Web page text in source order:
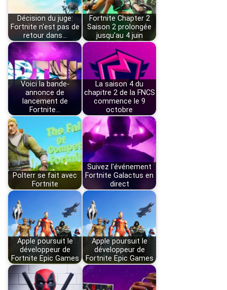
Décision du juge:
Fortnite n'est pas de
retour dans…
Fortnite Chapter 2
Saison 2 prolongée
jusqu'au 4 juin
Voici la bande-
annonce de
lancement de
Fortnite…
La saison 4 du
chapitre 2 de la FNCS
commence le 9
octobre
Polterr se fait avec
Fortnite
Suivez l'événement
Fortnite Galactus en
direct
Apple poursuit le
développeur de
Fortnite Epic Games
Apple poursuit le
développeur de
Fortnite Epic Games